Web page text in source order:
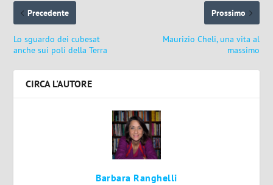
Precedente
Lo sguardo dei cubesat
anche sui poli della Terra
Prossimo
Maurizio Cheli, una vita al
massimo
CIRCA L'AUTORE
Barbara Ranghelli